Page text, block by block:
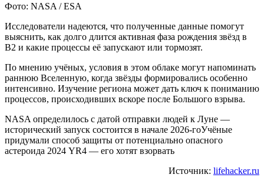
Фото: NASA / ESA
Исследователи надеются, что полученные данные помогут
выяснить, как долго длится активная фаза рождения звёзд в
B2 и какие процессы её запускают или тормозят.
По мнению учёных, условия в этом облаке могут напоминать
раннюю Вселенную, когда звёзды формировались особенно
интенсивно. Изучение региона может дать ключ к пониманию
процессов, происходивших вскоре после Большого взрыва.
NASA определилось с датой отправки людей к Луне —
исторический запуск состоится в начале 2026-гоУчёные
придумали способ защиты от потенциально опасного
астероида 2024 YR4 — его хотят взорвать
Источник: lifehacker.ru